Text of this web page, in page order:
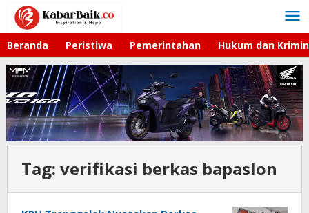
Lewati
konten
Beranda Peristiwa Pemerintahan Hukum dan
Tag: verifikasi berkas bapaslon